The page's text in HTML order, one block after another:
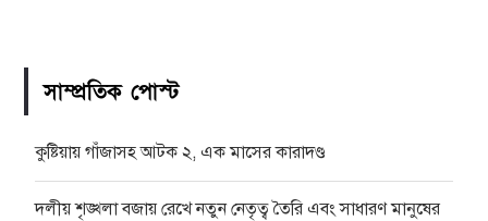
সাম্প্রতিক পোস্ট
কুষ্টিয়ায় গাঁজাসহ আটক ২, এক মাসের কারাদণ্ড
দলীয় শৃঙ্খলা বজায় রেখে নতুন নেতৃত্ব তৈরি এবং সাধারণ মানুষের